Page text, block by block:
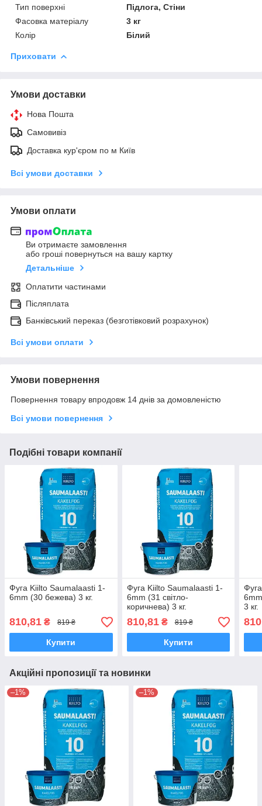
Тип поверхні
Підлога, Стіни
Фасовка матеріалу
3 кг
Колір
Білий
Приховати
Умови доставки
Нова Пошта
Самовивіз
Доставка кур'єром по м Київ
Всі умови доставки
Умови оплати
Ви отримаєте замовлення
або гроші повернуться на вашу картку
Детальніше
Оплатити частинами
Післяплата
Банківський переказ (безготівковий розрахунок)
Всі умови оплати
Умови повернення
Повернення товару впродовж 14 днів за домовленістю
Всі умови повернення
Подібні товари компанії
Фуга Kiilto Saumalaasti 1-
6mm (30 бежева) 3 кг.
810,81 ₴ 819 ₴
Купити
Фуга Kiilto Saumalaasti 1-
6mm (31 світло-
коричнева) 3 кг.
810,81₴ 819 ₴
Купити
3 кг.
Акційні пропозиції та новинки
–1% –1%